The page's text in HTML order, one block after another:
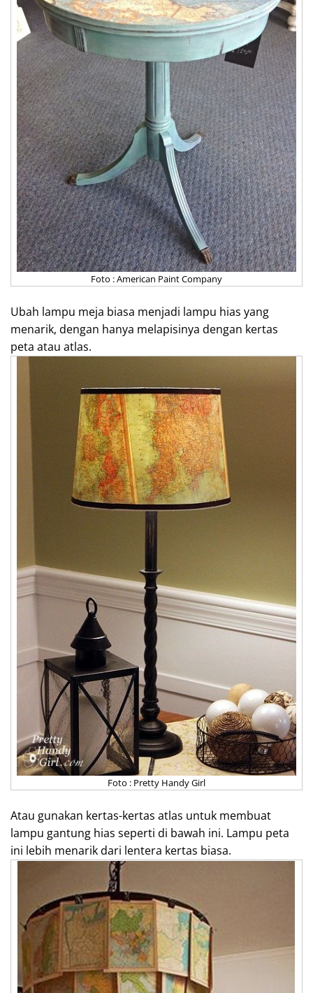
Foto : American Paint Company
Ubah lampu meja biasa menjadi lampu hias yang
menarik, dengan hanya melapisinya dengan kertas
peta atau atlas.
Foto : Pretty Handy Girl
Atau gunakan kertas-kertas atlas untuk membuat
lampu gantung hias seperti di bawah ini. Lampu peta
ini lebih menarik dari lentera kertas biasa.